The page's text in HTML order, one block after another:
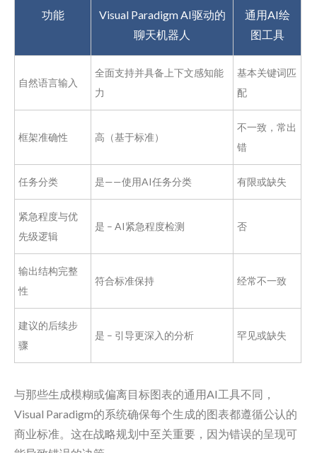
功能
Visual Paradigm AI驱动的
聊天机器人
通用AI绘
图工具
自然语言输入
全面支持并具备上下文感知能
力
基本关键词匹
配
框架准确性 高（基于标准）
不一致，常出
错
任务分类 是——使用AI任务分类 有限或缺失
紧急程度与优
先级逻辑
是 – AI紧急程度检测 否
输出结构完整
性
符合标准保持 经常不一致
建议的后续步
骤
是 – 引导更深入的分析 罕见或缺失
与那些生成模糊或偏离目标图表的通用AI工具不同，
Visual Paradigm的系统确保每个生成的图表都遵循公认的
商业标准。这在战略规划中至关重要，因为错误的呈现可